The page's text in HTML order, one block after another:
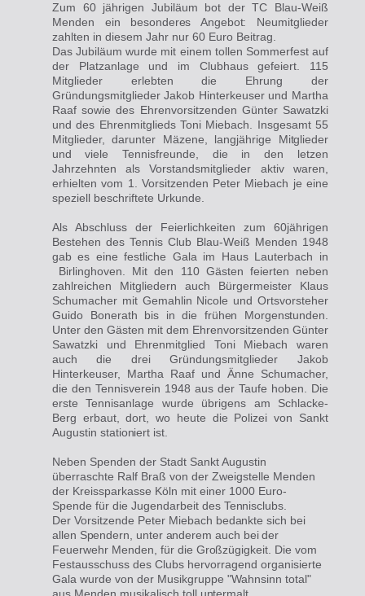
Zum 60 jährigen Jubiläum bot der TC Blau-Weiß
Menden ein besonderes Angebot: Neumitglieder
zahlten in diesem Jahr nur 60 Euro Beitrag.
Das Jubiläum wurde mit einem tollen Sommerfest auf
der Platzanlage und im Clubhaus gefeiert. 115
Mitglieder erlebten die Ehrung der
Gründungsmitglieder Jakob Hinterkeuser und Martha
Raaf sowie des Ehrenvorsitzenden Günter Sawatzki
und des Ehrenmitglieds Toni Miebach. Insgesamt 55
Mitglieder, darunter Mäzene, langjährige Mitglieder
und viele Tennisfreunde, die in den letzen
Jahrzehnten als Vorstandsmitglieder aktiv waren,
erhielten vom 1. Vorsitzenden Peter Miebach je eine
speziell beschriftete Urkunde.
Als Abschluss der Feierlichkeiten zum 60jährigen
Bestehen des Tennis Club Blau-Weiß Menden 1948
gab es eine festliche Gala im Haus Lauterbach in
Birlinghoven. Mit den 110 Gästen feierten neben
zahlreichen Mitgliedern auch Bürgermeister Klaus
Schumacher mit Gemahlin Nicole und Ortsvorsteher
Guido Bonerath bis in die frühen Morgenstunden.
Unter den Gästen mit dem Ehrenvorsitzenden Günter
Sawatzki und Ehrenmitglied Toni Miebach waren
auch die drei Gründungsmitglieder Jakob
Hinterkeuser, Martha Raaf und Änne Schumacher,
die den Tennisverein 1948 aus der Taufe hoben. Die
erste Tennisanlage wurde übrigens am Schlacke-
Berg erbaut, dort, wo heute die Polizei von Sankt
Augustin stationiert ist.
Neben Spenden der Stadt Sankt Augustin
überraschte Ralf Braß von der Zweigstelle Menden
der Kreissparkasse Köln mit einer 1000 Euro-
Spende für die Jugendarbeit des Tennisclubs.
Der Vorsitzende Peter Miebach bedankte sich bei
allen Spendern, unter anderem auch beider
Feuerwehr Menden, für die Großzügigkeit. Die vom
Festausschuss des Clubs hervorragend organisierte
Gala wurde von der Musikgruppe "Wahnsinn total"